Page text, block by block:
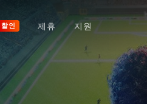
할인 제휴 지원